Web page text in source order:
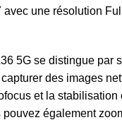
une résolution
5G se distingue par
des images
et la
également